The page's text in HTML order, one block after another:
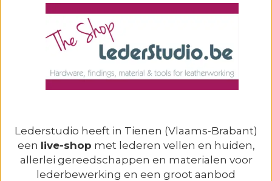
Lederstudio heeft in Tienen (Vlaams-Brabant)
een live-shop met lederen vellen en huiden,
allerlei gereedschappen en materialen voor
lederbewerking en een groot aanbod